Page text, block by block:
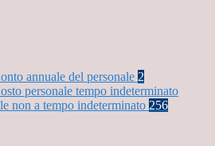
annuale del personale 2
personale tempo indeterminato
non a tempo indeterminato 256